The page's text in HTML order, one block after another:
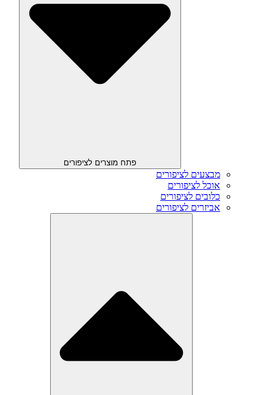
פתח מוצרים לציפורים
מבצעים לציפורים
אוכל לציפורים
כלובים לציפורים
אביזרים לציפורים